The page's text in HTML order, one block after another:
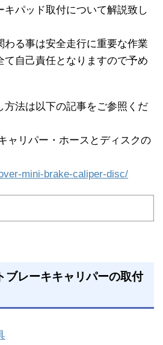
キパッド取付について解説致し
わる事は安全走行に重要な作業
て自己責任となりますので予め
方法は以下の記事をご参照くだ
ャリパー・ホースとディスクの
mini-brake-caliper-disc/
レーキキャリパーの取付